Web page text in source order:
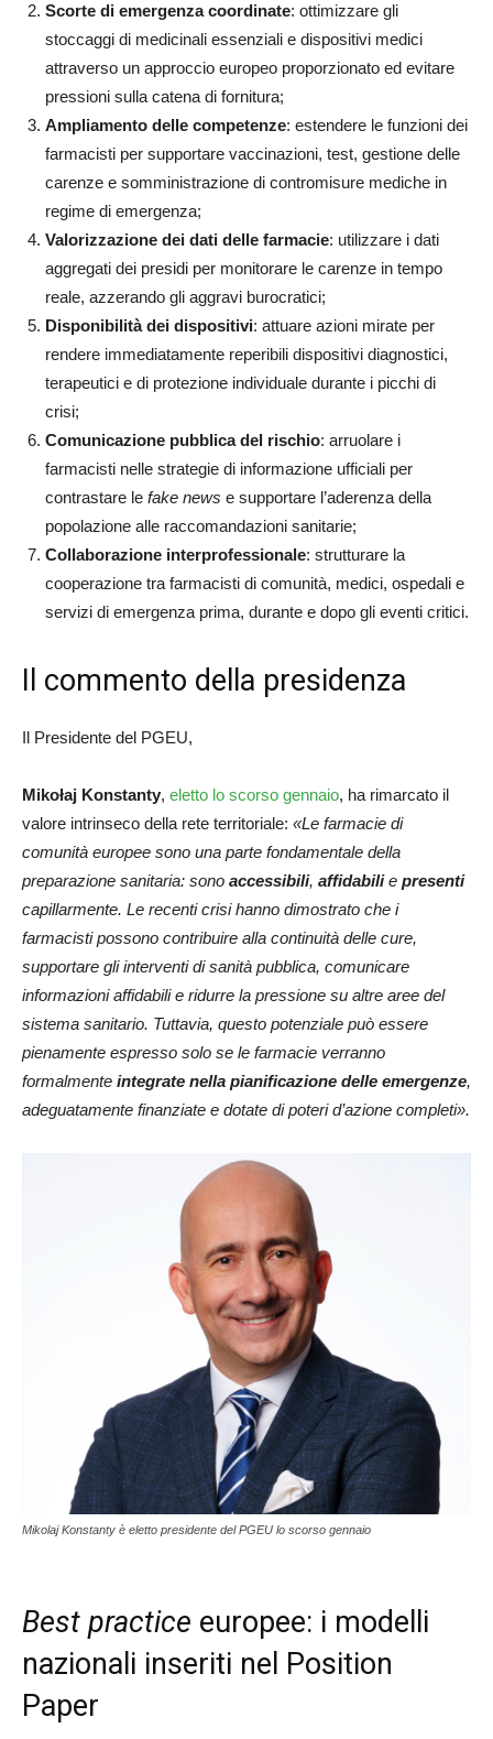
Scorte di emergenza coordinate: ottimizzare gli
stoccaggi di medicinali essenziali e dispositivi medici
attraverso un approccio europeo proporzionato ed evitare
pressioni sulla catena di fornitura;
Ampliamento delle competenze: estendere le funzioni dei
farmacisti per supportare vaccinazioni, test, gestione delle
carenze e somministrazione di contromisure mediche in
regime di emergenza;
Valorizzazione dei dati delle farmacie: utilizzare i dati
aggregati dei presidi per monitorare le carenze in tempo
reale, azzerando gli aggravi burocratici;
Disponibilità dei dispositivi: attuare azioni mirate per
rendere immediatamente reperibili dispositivi diagnostici,
terapeutici e di protezione individuale durante i picchi di
crisi;
Comunicazione pubblica del rischio: arruolare i
farmacisti nelle strategie di informazione ufficiali per
contrastare le fake news e supportare l’aderenza della
popolazione alle raccomandazioni sanitarie;
Collaborazione interprofessionale: strutturare la
cooperazione tra farmacisti di comunità, medici, ospedali e
servizi di emergenza prima, durante e dopo gli eventi critici.
Il commento della presidenza
Il Presidente del PGEU,
Mikołaj Konstanty, eletto lo scorso gennaio, ha rimarcato il
valore intrinseco della rete territoriale: «Le farmacie di
comunità europee sono una parte fondamentale della
preparazione sanitaria: sono accessibili, affidabilie presenti
capillarmente. Le recenti crisi hanno dimostrato che i
farmacisti possono contribuire alla continuità delle cure,
supportare gli interventi di sanità pubblica, comunicare
informazioni affidabili e ridurre la pressione su altre aree del
sistema sanitario. Tuttavia, questo potenziale può essere
pienamente espresso solo se le farmacie verranno
formalmente integrate nella pianificazione delle emergenze,
adeguatamente finanziate e dotate di poteri d’azione completi».
Mikolaj Konstanty è eletto presidente del PGEU lo scorso gennaio
Best practice europee: i modelli
nazionali inseriti nel Position
Paper